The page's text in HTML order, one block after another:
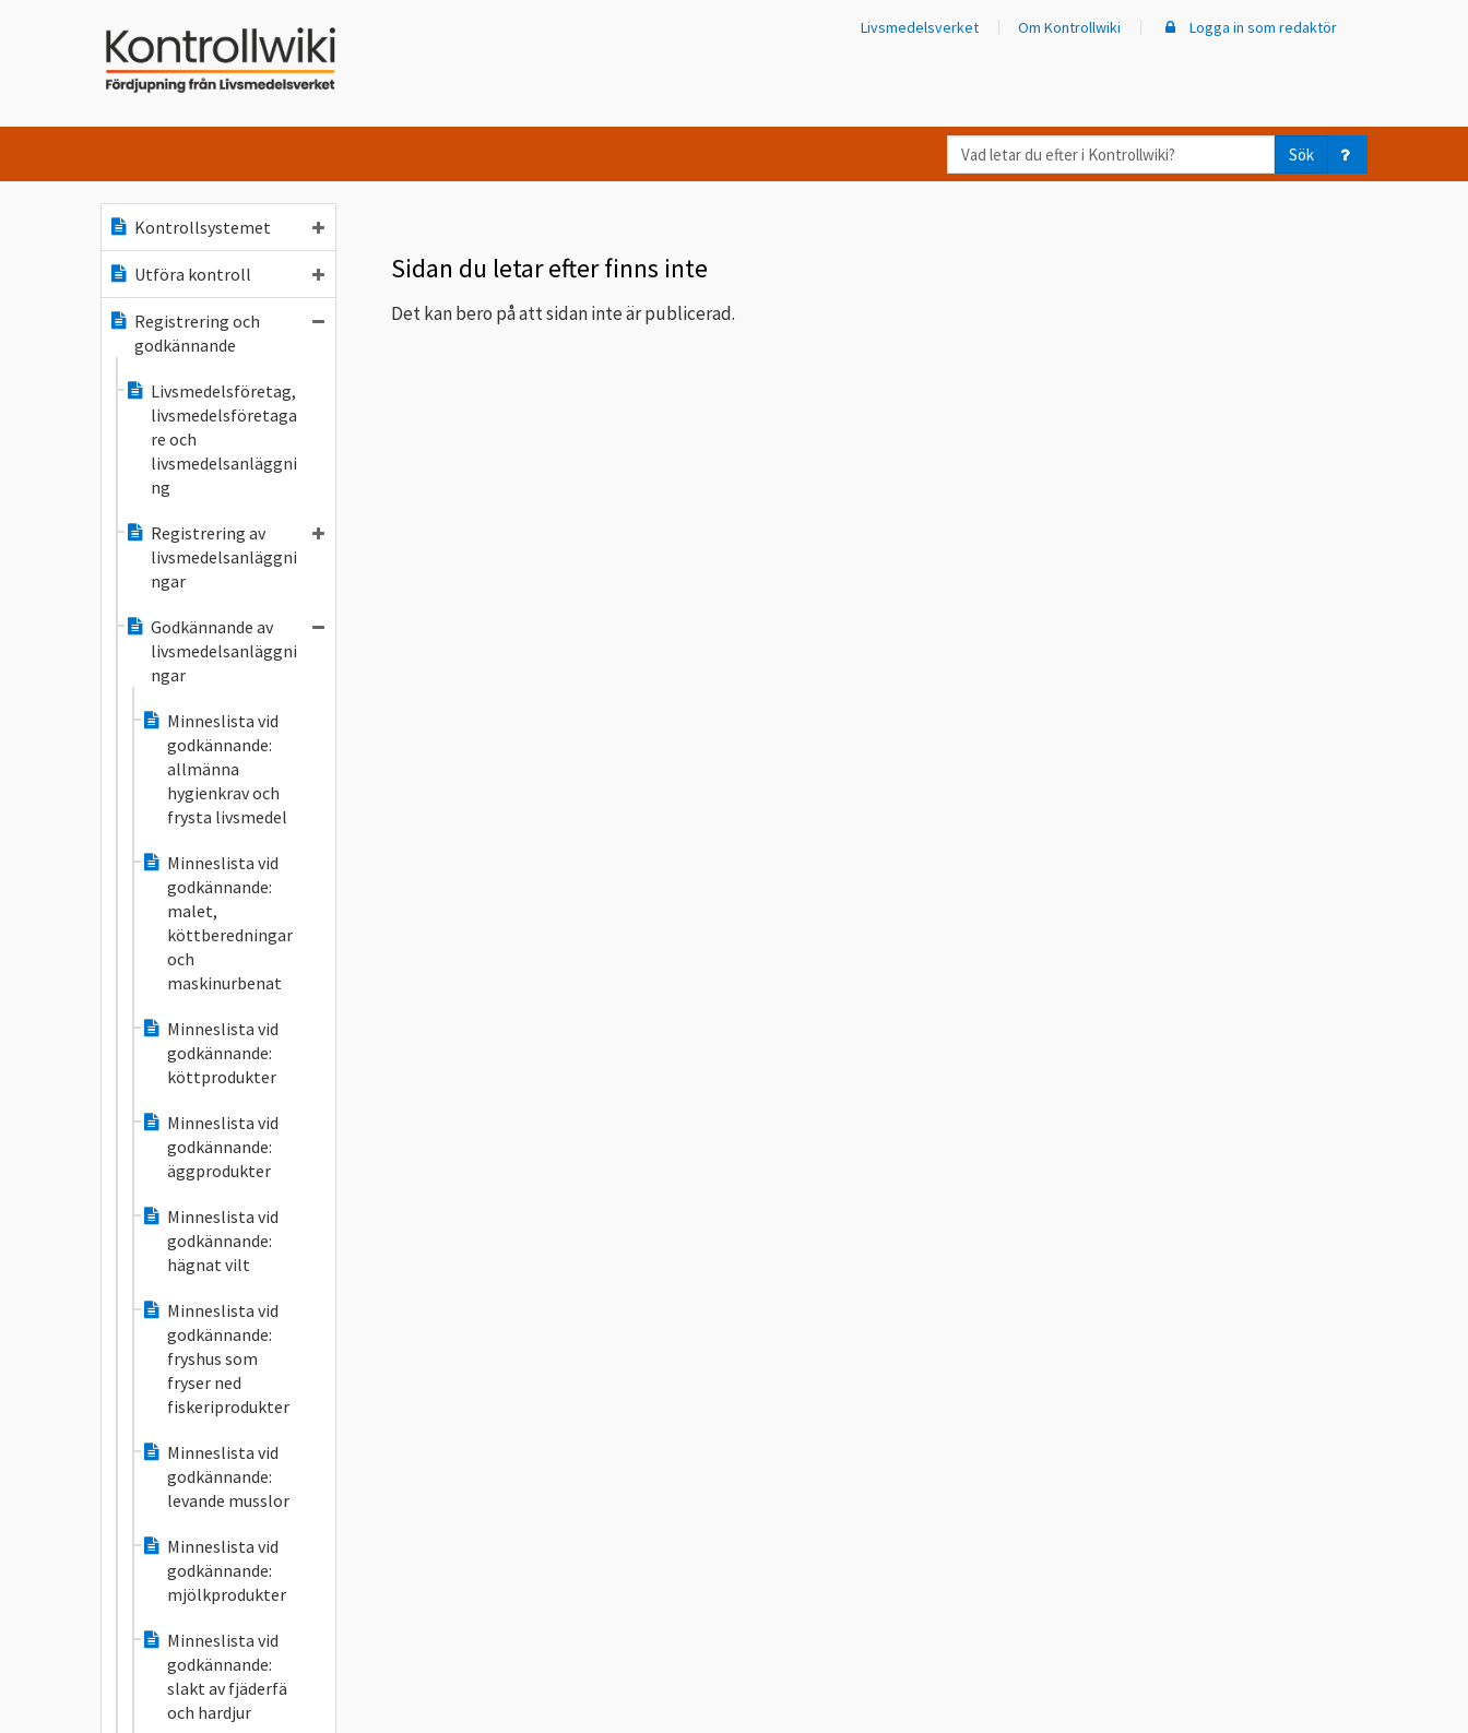
Livsmedelsverket Om Kontrollwiki Logga in som redaktör
Vad
letar
Sök
Kontrollsystemet
Utföra kontroll
Registrering och
godkännande
Livsmedelsföretag,
livsmedelsföretaga
re och
livsmedelsanläggni
ng
Registrering av
livsmedelsanläggni
ngar
Godkännande av
livsmedelsanläggni
ngar
Minneslista vid
godkännande:
allmänna
hygienkrav och
frysta livsmedel
Minneslista vid
godkännande:
malet,
köttberedningar
och
maskinurbenat
Minneslista vid
godkännande:
köttprodukter
Minneslista vid
godkännande:
äggprodukter
Minneslista vid
godkännande:
hägnat vilt
Minneslista vid
godkännande:
fryshus som
fryser ned
fiskeriprodukter
Minneslista vid
godkännande:
levande musslor
Minneslista vid
godkännande:
mjölkprodukter
Minneslista vid
godkännande:
slakt av fjäderfä
och hardjur
Sidan du letar efter finns inte
Det kan bero på att sidan inte är publicerad.